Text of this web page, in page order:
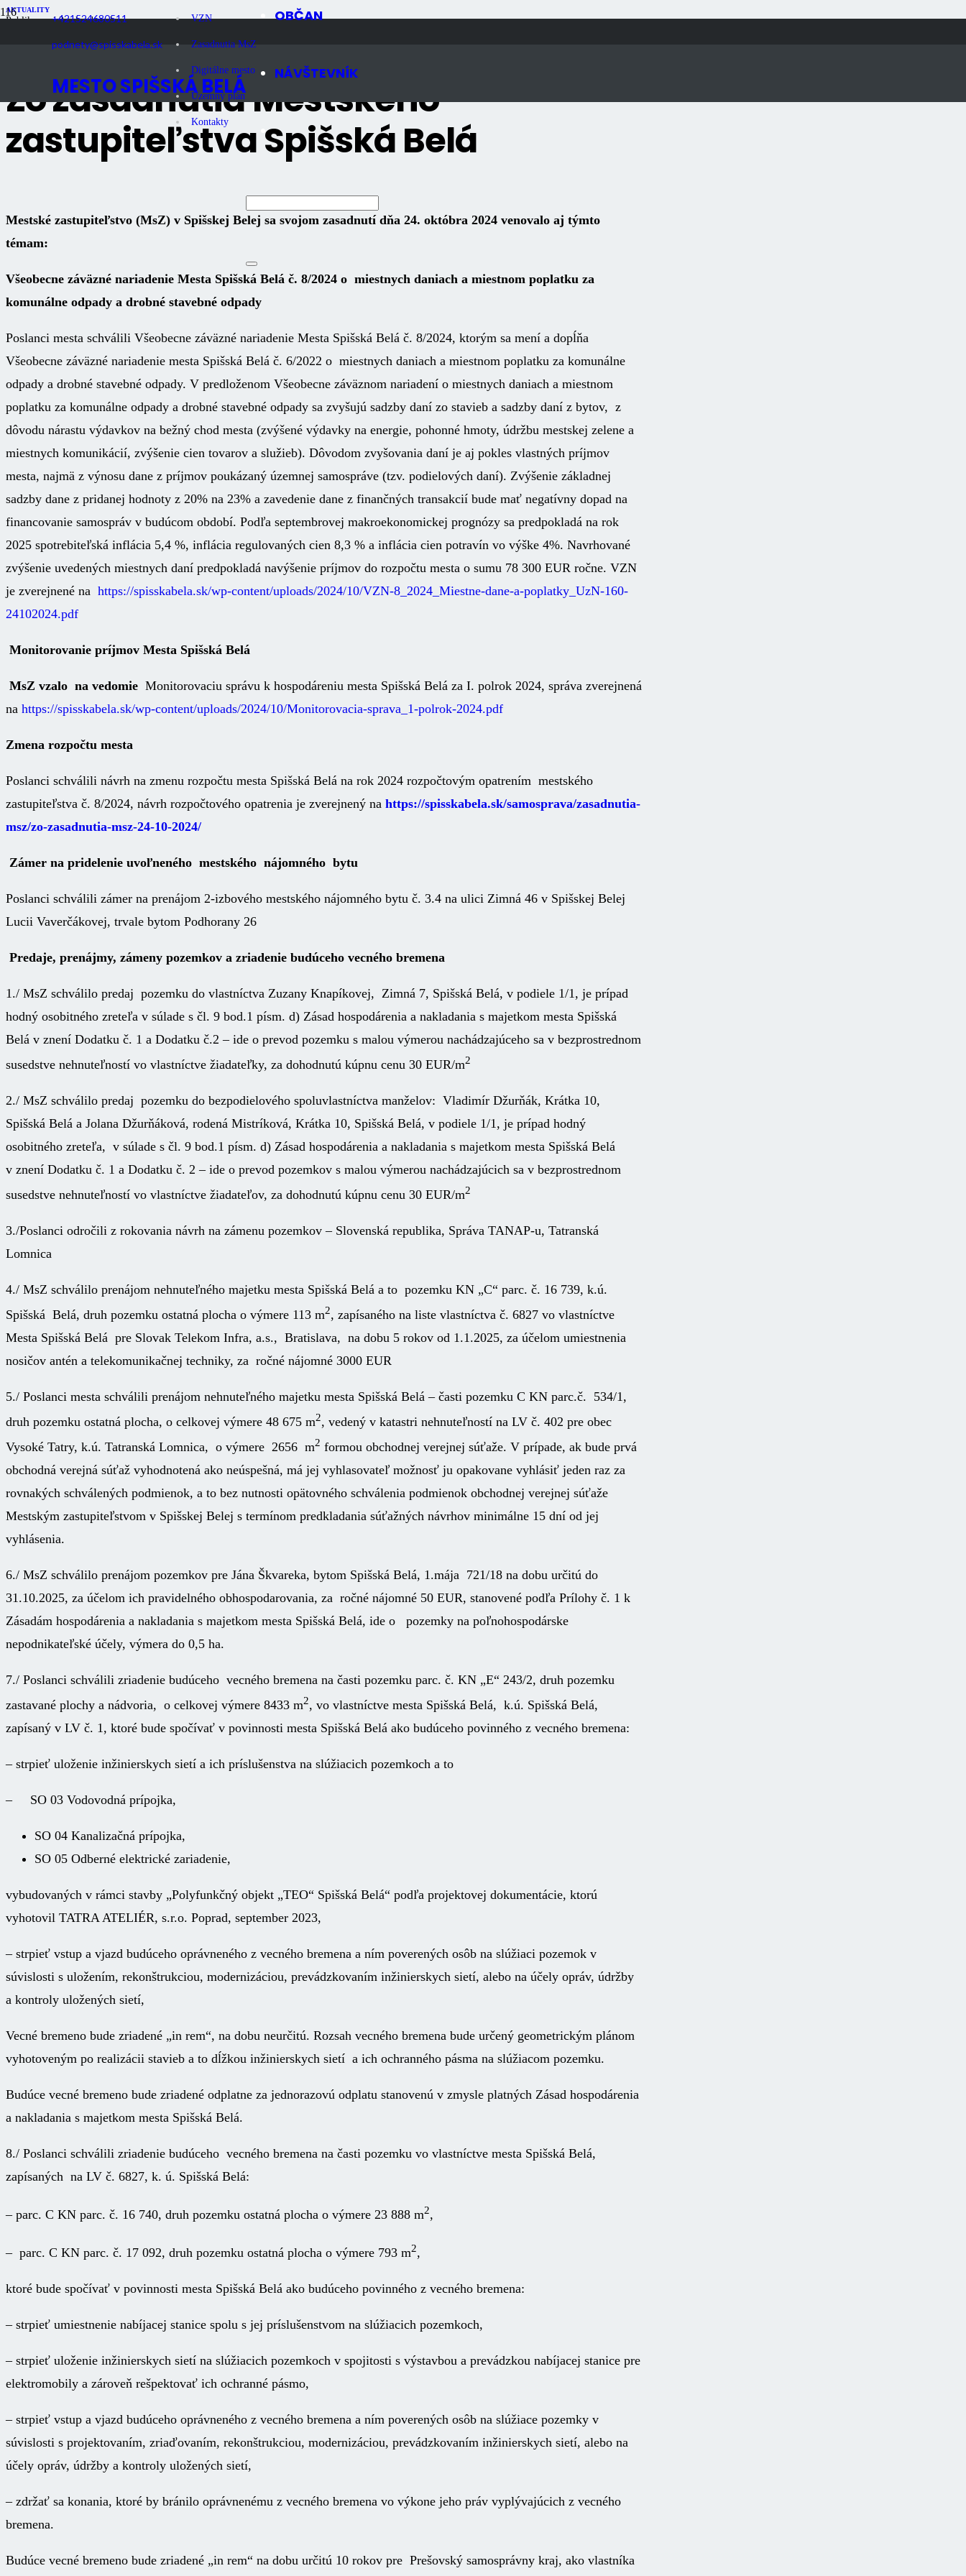
+421524680511
podnety@spisskabela.sk
VZN
Zasadnutia MsZ
Digitálne mesto
Územný plán
Kontakty
MESTO SPIŠSKÁ BELÁ
OBČAN
NÁVŠTEVNÍK
AKTUALITY
Publikované2 roky dozadu
Zo zasadnutia Mestského
zastupiteľstva Spišská Belá
Mestské zastupiteľstvo (MsZ) v Spišskej Belej sa svojom zasadnutí dňa 24. októbra 2024 venovalo aj týmto
témam:
Všeobecne záväzné nariadenie Mesta Spišská Belá č. 8/2024 o miestnych daniach a miestnom poplatku za
komunálne odpady a drobné stavebné odpady
Poslanci mesta schválili Všeobecne záväzné nariadenie Mesta Spišská Belá č. 8/2024, ktorým sa mení a dopĺňa
Všeobecne záväzné nariadenie mesta Spišská Belá č. 6/2022 o miestnych daniach a miestnom poplatku za komunálne
odpady a drobné stavebné odpady. V predloženom Všeobecne záväznom nariadení o miestnych daniach a miestnom
poplatku za komunálne odpady a drobné stavebné odpady sa zvyšujú sadzby daní zo stavieb a sadzby daní z bytov, z
dôvodu nárastu výdavkov na bežný chod mesta (zvýšené výdavky na energie, pohonné hmoty, údržbu mestskej zelene a
miestnych komunikácií, zvýšenie cien tovarov a služieb). Dôvodom zvyšovania daní je aj pokles vlastných príjmov
mesta, najmä z výnosu dane z príjmov poukázaný územnej samospráve (tzv. podielových daní). Zvýšenie základnej
sadzby dane z pridanej hodnoty z 20% na 23% a zavedenie dane z finančných transakcií bude mať negatívny dopad na
financovanie samospráv v budúcom období. Podľa septembrovej makroekonomickej prognózy sa predpokladá na rok
2025 spotrebiteľská inflácia 5,4 %, inflácia regulovaných cien 8,3 % a inflácia cien potravín vo výške 4%. Navrhované
zvýšenie uvedených miestnych daní predpokladá navýšenie príjmov do rozpočtu mesta o sumu 78 300 EUR ročne. VZN
je zverejnené na https://spisskabela.sk/wp-content/uploads/2024/10/VZN-8_2024_Miestne-dane-a-poplatky_UzN-160-
24102024.pdf
Monitorovanie príjmov Mesta Spišská Belá
MsZ vzalo na vedomie Monitorovaciu správu k hospodáreniu mesta Spišská Belá za I. polrok 2024, správa zverejnená
na https://spisskabela.sk/wp-content/uploads/2024/10/Monitorovacia-sprava_1-polrok-2024.pdf
Zmena rozpočtu mesta
Poslanci schválili návrh na zmenu rozpočtu mesta Spišská Belá na rok 2024 rozpočtovým opatrením mestského
zastupiteľstva č. 8/2024, návrh rozpočtového opatrenia je zverejnený na https://spisskabela.sk/samosprava/zasadnutia-
msz/zo-zasadnutia-msz-24-10-2024/
Zámer na pridelenie uvoľneného mestského nájomného bytu
Poslanci schválili zámer na prenájom 2-izbového mestského nájomného bytu č. 3.4 na ulici Zimná 46 v Spišskej Belej
Lucii Vaverčákovej, trvale bytom Podhorany 26
Predaje, prenájmy, zámeny pozemkov a zriadenie budúceho vecného bremena
1./ MsZ schválilo predaj pozemku do vlastníctva Zuzany Knapíkovej, Zimná 7, Spišská Belá, v podiele 1/1, je prípad
hodný osobitného zreteľa v súlade s čl. 9 bod.1 písm. d) Zásad hospodárenia a nakladania s majetkom mesta Spišská
Belá v znení Dodatku č. 1 a Dodatku č.2 – ide o prevod pozemku s malou výmerou nachádzajúceho sa v bezprostrednom
susedstve nehnuteľností vo vlastníctve žiadateľky, za dohodnutú kúpnu cenu 30 EUR/m2
2./ MsZ schválilo predaj pozemku do bezpodielového spoluvlastníctva manželov: Vladimír Džurňák, Krátka 10,
Spišská Belá a Jolana Džurňáková, rodená Mistríková, Krátka 10, Spišská Belá, v podiele 1/1, je prípad hodný
osobitného zreteľa, v súlade s čl. 9 bod.1 písm. d) Zásad hospodárenia a nakladania s majetkom mesta Spišská Belá
v znení Dodatku č. 1 a Dodatku č. 2 – ide o prevod pozemkov s malou výmerou nachádzajúcich sa v bezprostrednom
susedstve nehnuteľností vo vlastníctve žiadateľov, za dohodnutú kúpnu cenu 30 EUR/m2
3./Poslanci odročili z rokovania návrh na zámenu pozemkov – Slovenská republika, Správa TANAP-u, Tatranská
Lomnica
4./ MsZ schválilo prenájom nehnuteľného majetku mesta Spišská Belá a to pozemku KN „C“ parc. č. 16 739, k.ú.
Spišská Belá, druh pozemku ostatná plocha o výmere 113 m2, zapísaného na liste vlastníctva č. 6827 vo vlastníctve
Mesta Spišská Belá pre Slovak Telekom Infra, a.s., Bratislava, na dobu 5 rokov od 1.1.2025, za účelom umiestnenia
nosičov antén a telekomunikačnej techniky, za ročné nájomné 3000 EUR
5./ Poslanci mesta schválili prenájom nehnuteľného majetku mesta Spišská Belá – časti pozemku C KN parc.č. 534/1,
druh pozemku ostatná plocha, o celkovej výmere 48 675 m2, vedený v katastri nehnuteľností na LV č. 402 pre obec
Vysoké Tatry, k.ú. Tatranská Lomnica, o výmere 2656 m2 formou obchodnej verejnej súťaže. V prípade, ak bude prvá
obchodná verejná súťaž vyhodnotená ako neúspešná, má jej vyhlasovateľ možnosť ju opakovane vyhlásiť jeden raz za
rovnakých schválených podmienok, a to bez nutnosti opätovného schválenia podmienok obchodnej verejnej súťaže
Mestským zastupiteľstvom v Spišskej Belej s termínom predkladania súťažných návrhov minimálne 15 dní od jej
vyhlásenia.
6./ MsZ schválilo prenájom pozemkov pre Jána Škvareka, bytom Spišská Belá, 1.mája 721/18 na dobu určitú do
31.10.2025, za účelom ich pravidelného obhospodarovania, za ročné nájomné 50 EUR, stanovené podľa Prílohy č. 1 k
Zásadám hospodárenia a nakladania s majetkom mesta Spišská Belá, ide o pozemky na poľnohospodárske
nepodnikateľské účely, výmera do 0,5 ha.
7./ Poslanci schválili zriadenie budúceho vecného bremena na časti pozemku parc. č. KN „E“ 243/2, druh pozemku
zastavané plochy a nádvoria, o celkovej výmere 8433 m2, vo vlastníctve mesta Spišská Belá, k.ú. Spišská Belá,
zapísaný v LV č. 1, ktoré bude spočívať v povinnosti mesta Spišská Belá ako budúceho povinného z vecného bremena:
– strpieť uloženie inžinierskych sietí a ich príslušenstva na slúžiacich pozemkoch a to
– SO 03 Vodovodná prípojka,
SO 04 Kanalizačná prípojka,
SO 05 Odberné elektrické zariadenie,
vybudovaných v rámci stavby „Polyfunkčný objekt „TEO“ Spišská Belá“ podľa projektovej dokumentácie, ktorú
vyhotovil TATRA ATELIÉR, s.r.o. Poprad, september 2023,
– strpieť vstup a vjazd budúceho oprávneného z vecného bremena a ním poverených osôb na slúžiaci pozemok v
súvislosti s uložením, rekonštrukciou, modernizáciou, prevádzkovaním inžinierskych sietí, alebo na účely opráv, údržby
a kontroly uložených sietí,
Vecné bremeno bude zriadené „in rem“, na dobu neurčitú. Rozsah vecného bremena bude určený geometrickým plánom
vyhotoveným po realizácii stavieb a to dĺžkou inžinierskych sietí a ich ochranného pásma na slúžiacom pozemku.
Budúce vecné bremeno bude zriadené odplatne za jednorazovú odplatu stanovenú v zmysle platných Zásad hospodárenia
a nakladania s majetkom mesta Spišská Belá.
8./ Poslanci schválili zriadenie budúceho vecného bremena na časti pozemku vo vlastníctve mesta Spišská Belá,
zapísaných na LV č. 6827, k. ú. Spišská Belá:
– parc. C KN parc. č. 16 740, druh pozemku ostatná plocha o výmere 23 888 m2,
– parc. C KN parc. č. 17 092, druh pozemku ostatná plocha o výmere 793 m2,
ktoré bude spočívať v povinnosti mesta Spišská Belá ako budúceho povinného z vecného bremena:
– strpieť umiestnenie nabíjacej stanice spolu s jej príslušenstvom na slúžiacich pozemkoch,
– strpieť uloženie inžinierskych sietí na slúžiacich pozemkoch v spojitosti s výstavbou a prevádzkou nabíjacej stanice pre
elektromobily a zároveň rešpektovať ich ochranné pásmo,
– strpieť vstup a vjazd budúceho oprávneného z vecného bremena a ním poverených osôb na slúžiace pozemky v
súvislosti s projektovaním, zriaďovaním, rekonštrukciou, modernizáciou, prevádzkovaním inžinierskych sietí, alebo na
účely opráv, údržby a kontroly uložených sietí,
– zdržať sa konania, ktoré by bránilo oprávnenému z vecného bremena vo výkone jeho práv vyplývajúcich z vecného
bremena.
Budúce vecné bremeno bude zriadené „in rem“ na dobu určitú 10 rokov pre Prešovský samosprávny kraj, ako vlastníka